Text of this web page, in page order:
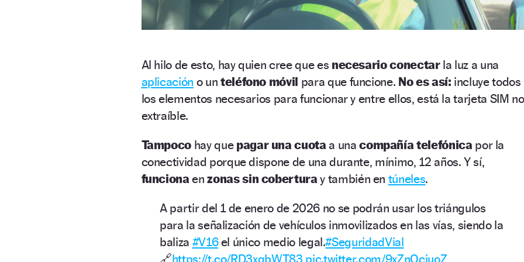
Al hilo de esto, hay quien cree que es necesario conectar la luz a una
aplicación o un teléfono móvil para que funcione. No es así: incluye todos
los elementos necesarios para funcionar y entre ellos, está la tarjeta SIM no
extraíble.
Tampoco hay quepagar una cuotaa unacompañía telefónica por la
conectividad porque dispone de una durante, mínimo, 12 años. Y sí,
funciona enzonas sin coberturay también en túneles.
A partir del 1 de enero de 2026 no se podrán usar los triángulos
para la señalización de vehículos inmovilizados en las vías, siendo la
baliza #V16el único medio legal.#SeguridadVial
🔗https://t.co/RD3xqbWT83 pic.twitter.com/9xZnOcjuoZ